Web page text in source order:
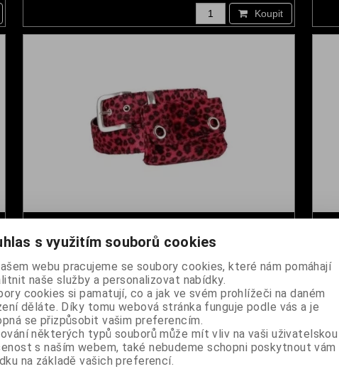
Koupit
Opasek červený leopard s kapsičkou
Dodání dny:skladem
cm
Cena:450 Kč
Koupit
s využitím souborů cookies
webu pracujeme se soubory cookies, které nám pomáhají
naše služby a personalizovat nabídky.
cookies si pamatují, co a jak ve svém prohlížeči na daném
děláte. Díky tomu webová stránka funguje podle vás a je
se přizpůsobit vašim preferencím.
některých typů souborů může mít vliv na vaši uživatelskou
s naším webem, také nebudeme schopni poskytnout vám
na základě vašich preferencí.